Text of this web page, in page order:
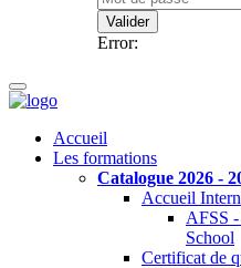
Valider
Error:
Accueil
Les formations
Catalogue 2026 -
Accueil
AFSS
School
Certificat de